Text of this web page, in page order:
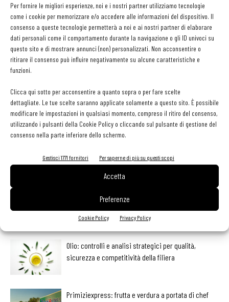
Per fornire le migliori esperienze, noi e i nostri partner utilizziamo tecnologie
come i cookie per memorizzare e/o accedere alle informazioni del dispositivo. Il
consenso a queste tecnologie permetterà a noi e ai nostri partner di elaborare
dati personali come il comportamento durante la navigazione o gli ID univoci su
questo sito e di mostrare annunci (non) personalizzati. Non acconsentire o
ritirare il consenso può influire negativamente su alcune caratteristiche e
funzioni.
Clicca qui sotto per acconsentire a quanto sopra o per fare scelte
dettagliate. Le tue scelte saranno applicate solamente a questo sito. È possibile
modificare le impostazioni in qualsiasi momento, compreso il ritiro del consenso,
utilizzando i pulsanti della Cookie Policy o cliccando sul pulsante di gestione del
consenso nella parte inferiore dello schermo.
Gestisci 1771 fornitori Per saperne di più su questi scopi
Accetta
Preferenze
Cookie Policy Privacy Policy
La partecipazione ad Asiago Network è gratuita, non ha scadenza
ed è aperta a ristoratori, negozianti e foodblogger di tutti i Paesi.
Per avanzare la propria candidatura basta compilare il form
dedicato al progetto, sul sito del Consorzio.
Facebook Twitter
Metti il gusto del caffè a tutto pasto
Olio: controlli e analisi strategici per qualità,
sicurezza e competitività della filiera
Primiziexpress: frutta e verdura a portata di chef